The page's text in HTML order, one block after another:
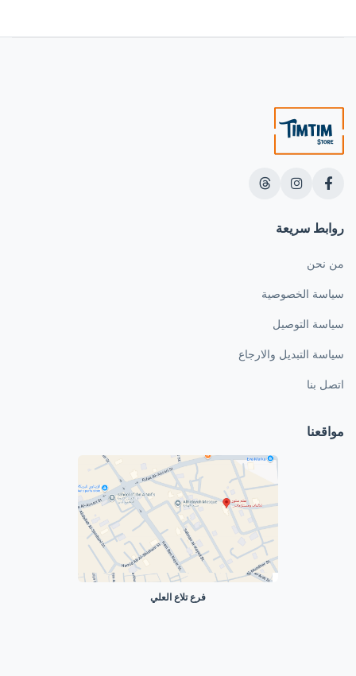
روابط سريعة
من نحن
سياسة الخصوصية
سياسة التوصيل
سياسة التبديل والارجاع
اتصل بنا
مواقعنا
فرع تلاع العلي